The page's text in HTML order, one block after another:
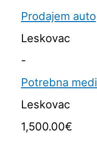
Prodajem auto
Leskovac
-
Potrebna
Leskovac
1,500.00€